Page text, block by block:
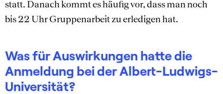
statt. Danach kommt es häufig vor, dass man noch
bis 22 Uhr Gruppenarbeit zu erledigen hat.
Was für Auswirkungen hatte die
Anmeldung bei der Albert-Ludwigs-
Universität?